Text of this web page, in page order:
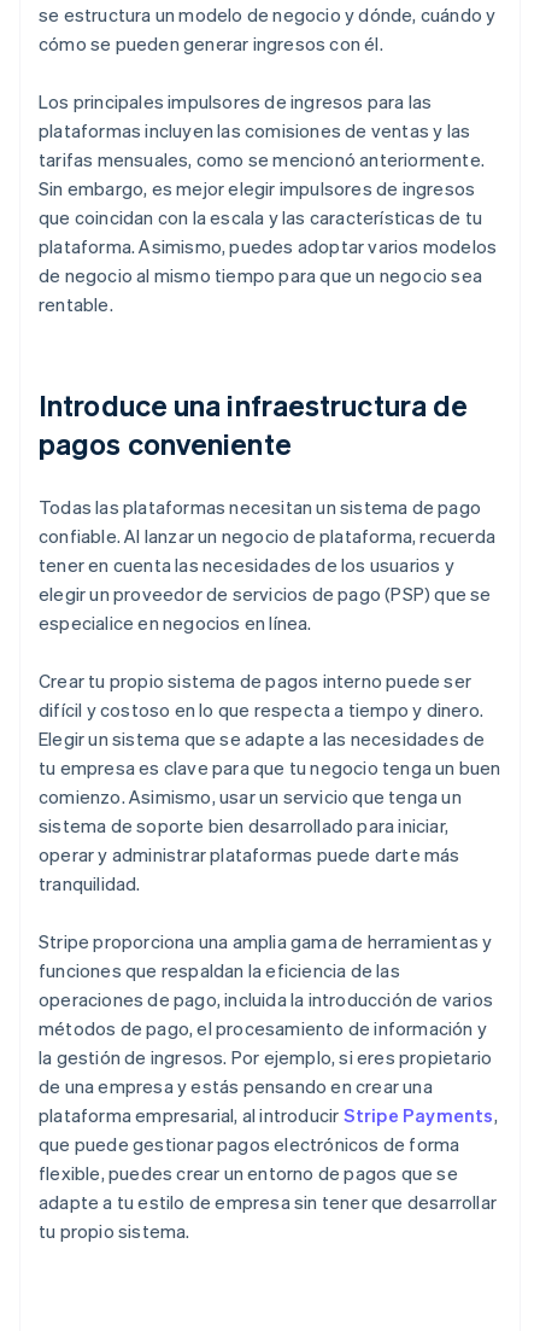
se estructura un modelo de negocio y dónde, cuándo y
cómo se pueden generar ingresos con él.
Los principales impulsores de ingresos para las
plataformas incluyen las comisiones de ventas y las
tarifas mensuales, como se mencionó anteriormente.
Sin embargo, es mejor elegir impulsores de ingresos
que coincidan con la escala y las características de tu
plataforma. Asimismo, puedes adoptar varios modelos
de negocio al mismo tiempo para que un negocio sea
rentable.
Introduce una infraestructura de
pagos conveniente
Todas las plataformas necesitan un sistema de pago
confiable. Al lanzar un negocio de plataforma, recuerda
tener en cuenta las necesidades de los usuarios y
elegir un proveedor de servicios de pago (PSP) que se
especialice en negocios en línea.
Crear tu propio sistema de pagos interno puede ser
difícil y costoso en lo que respecta a tiempo y dinero.
Elegir un sistema que se adapte a las necesidades de
tu empresa es clave para que tu negocio tenga un buen
comienzo. Asimismo, usar un servicio que tenga un
sistema de soporte bien desarrollado para iniciar,
operar y administrar plataformas puede darte más
tranquilidad.
Stripe proporciona una amplia gama de herramientas y
funciones que respaldan la eficiencia de las
operaciones de pago, incluida la introducción de varios
métodos de pago, el procesamiento de información y
la gestión de ingresos. Por ejemplo, si eres propietario
de una empresa y estás pensando en crear una
plataforma empresarial, al introducir Stripe Payments,
que puede gestionar pagos electrónicos de forma
flexible, puedes crear un entorno de pagos que se
adapte a tu estilo de empresa sin tener que desarrollar
tu propio sistema.